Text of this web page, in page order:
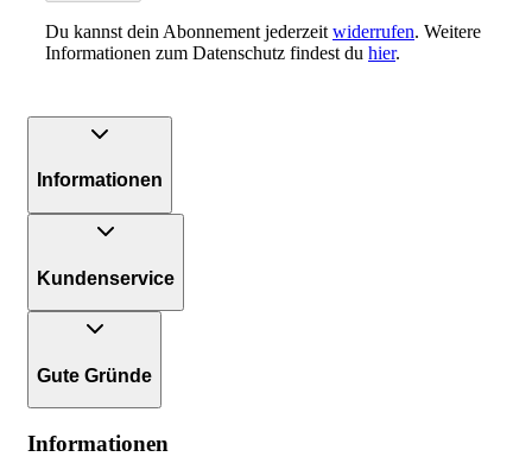
Du kannst dein Abonnement jederzeit widerrufen. Weitere
Informationen zum Datenschutz findest du hier.
Informationen
Kundenservice
Gute Gründe
Informationen